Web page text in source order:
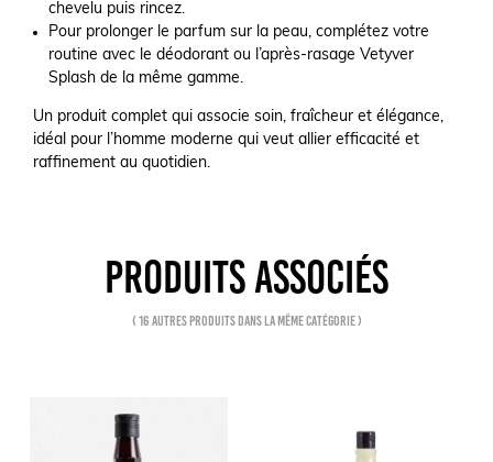
chevelu puis rincez.
Pour prolonger le parfum sur la peau, complétez votre
routine avec le déodorant ou l’après-rasage Vetyver
Splash de la même gamme.
Un produit complet qui associe soin, fraîcheur et élégance,
idéal pour l’homme moderne qui veut allier efficacité et
raffinement au quotidien.
PRODUITS ASSOCIÉS
( 16 autres produits dans la même catégorie )